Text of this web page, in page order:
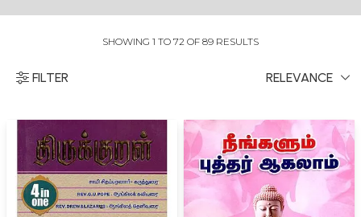
SHOWING 1 TO 72 OF 89 RESULTS
FILTER RELEVANCE